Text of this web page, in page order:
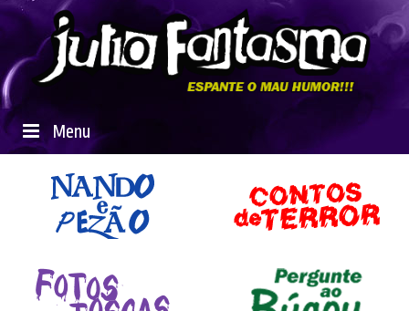
Menu